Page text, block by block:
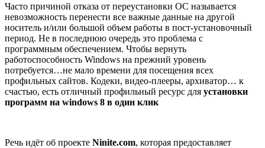
Часто причиной отказа от переустановки ОС называется
невозможность перенести все важные данные на другой
носитель и/или большой объем работы в пост-установочный
период. Не в последнюю очередь это проблема с
программным обеспечением. Чтобы вернуть
работоспособность Windows на прежний уровень
потребуется…не мало времени для посещения всех
профильных сайтов. Кодеки, видео-плееры, архиватор… к
счастью, есть отличный профильный ресурс для установки
программ на windows 8 в один клик
Речь идёт об проекте Ninite.com, которая предоставляет